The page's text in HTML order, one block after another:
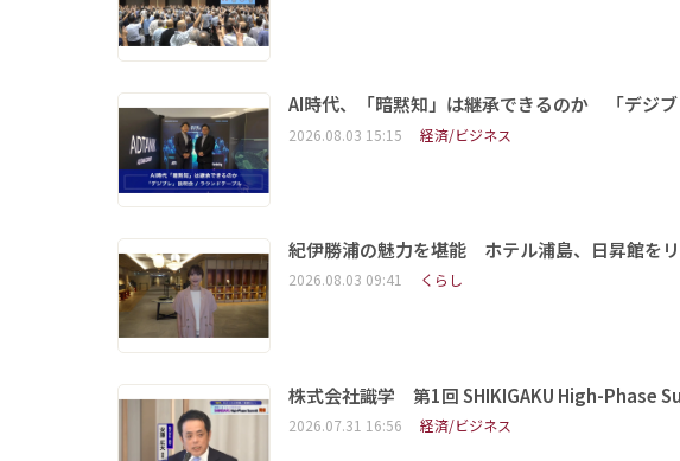
AI時代、「暗黙知」は継承できるのか 「デジ
2026.08.03 15:15 経済/ビジネス
紀伊勝浦の魅力を堪能 ホテル浦島、日昇館を
2026.08.03 09:41 くらし
株式会社識学 第1回 SHIKIGAKU High-Phase
2026.07.31 16:56 経済/ビジネス